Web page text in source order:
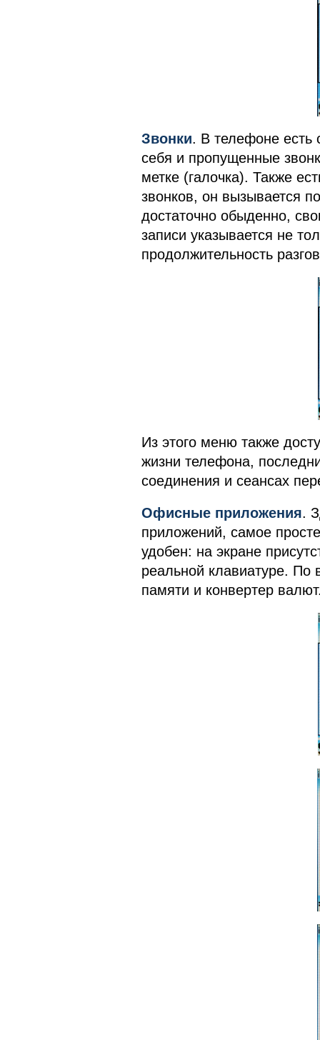
Звонки. В телефоне есть
себя и пропущенные
метке (галочка). Также
звонков, он вызывается
достаточно обыденно,
записи указывается не
продолжительность
Из этого меню также
жизни телефона,
соединения и сеансах
Офисные приложения.
приложений, самое
удобен: на экране
реальной клавиатуре.
памяти и конвертер